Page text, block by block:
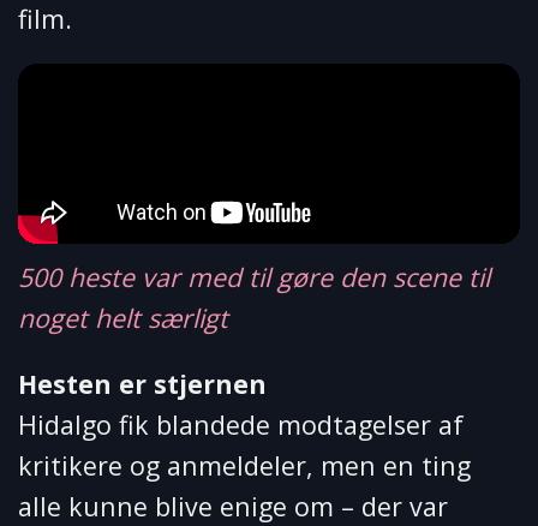
film.
500 heste var med til gøre den scene til
noget helt særligt
Hesten er stjernen
Hidalgo fik blandede modtagelser af
kritikere og anmeldeler, men en ting
alle kunne blive enige om – der var